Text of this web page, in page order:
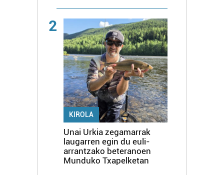
2
KIROLA
Unai Urkia zegamarrak
laugarren egin du euli-
arrantzako beteranoen
Munduko Txapelketan